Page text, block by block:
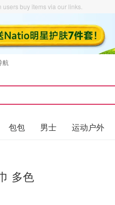
buy items via our links.
航
包包 男士 运动户外
多色